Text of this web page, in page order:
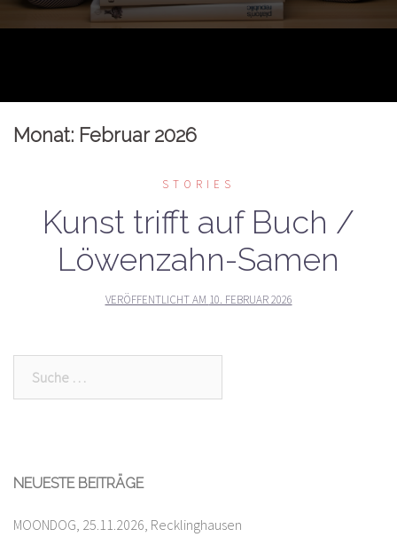
Monat: Februar 2026
STORIES
Kunst trifft auf Buch /
Löwenzahn-Samen
VERÖFFENTLICHT AM 10. FEBRUAR 2026
NEUESTE BEITRÄGE
MOONDOG, 25.11.2026, Recklinghausen